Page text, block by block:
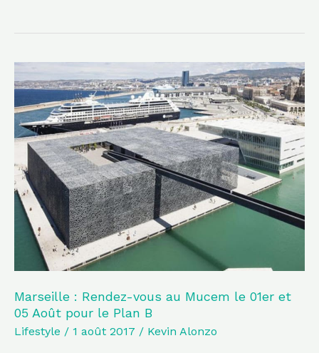
Marseille : Rendez-vous au Mucem le 01er et
05 Août pour le Plan B
Lifestyle / 1 août 2017 / Kevin Alonzo
Marseille
:
Rendez-
vous
Mucem
le
01er
pour
le